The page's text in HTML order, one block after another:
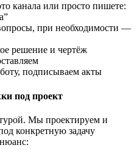
канала или просто пишете:
при необходимости —
решение и чертёж
подписываем акты
под проект
Мы проектируем и
конкретную задачу